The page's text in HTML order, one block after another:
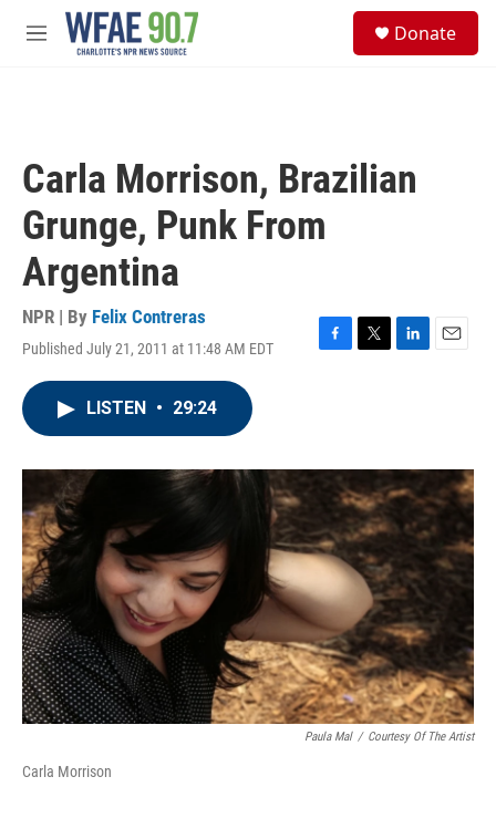
Skip to main content
M
Donate
Carla Morrison, Brazilian
Grunge, Punk From
Argentina
NPR | By Felix Contreras
Published July 21, 2011 at 11:48 AM EDT
F
o
T
r
L
I
n
E
LISTEN • 29:24
Paula Mal / Courtesy Of The Artist
Carla Morrison